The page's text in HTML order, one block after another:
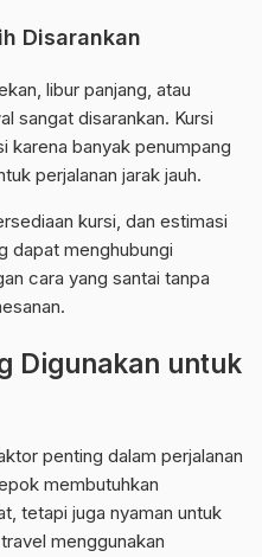
Disarankan
libur panjang, atau
sangat disarankan. Kursi
karena banyak penumpang
perjalanan jarak jauh.
kursi, dan estimasi
dapat menghubungi
cara yang santai tanpa
Digunakan untuk
penting dalam perjalanan
membutuhkan
tetapi juga nyaman untuk
menggunakan